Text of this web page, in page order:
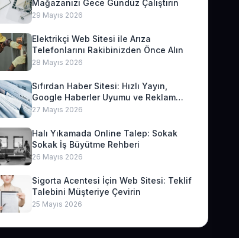
Mağazanızı Gece Gündüz Çalıştırın
29 Mayıs 2026
Elektrikçi Web Sitesi ile Arıza
Telefonlarını Rakibinizden Önce Alın
28 Mayıs 2026
Sıfırdan Haber Sitesi: Hızlı Yayın,
Google Haberler Uyumu ve Reklam
Geliri
27 Mayıs 2026
Halı Yıkamada Online Talep: Sokak
Sokak İş Büyütme Rehberi
26 Mayıs 2026
Sigorta Acentesi İçin Web Sitesi: Teklif
Talebini Müşteriye Çevirin
25 Mayıs 2026